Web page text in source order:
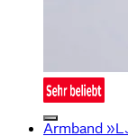
Armband